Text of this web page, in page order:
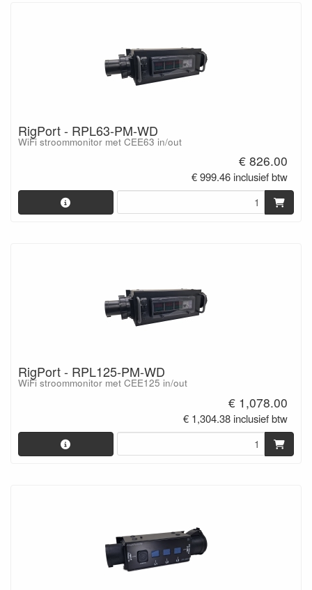
RigPort - RPL63-PM-WD
WiFi stroommonitor met CEE63 in/out
€ 826.00
€ 999.46 inclusief btw
RigPort - RPL125-PM-WD
WiFi stroommonitor met CEE125 in/out
€ 1,078.00
€ 1,304.38 inclusief btw